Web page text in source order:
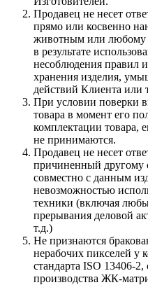
Продавец не несет
прямо или косвенно
животным или любому
в результате
несоблюдения правил
хранения изделия,
действий Клиента или
При условии поверки
товара в момент его
комплектации товара,
не принимаются.
Продавец не несет
причиненный другому
совместно с данным
невозможностью
техники (включая
прерывания деловой
т.д.)
Не признаются
нерабочих пикселей у
стандарта ISO 13406-
производства ЖК-